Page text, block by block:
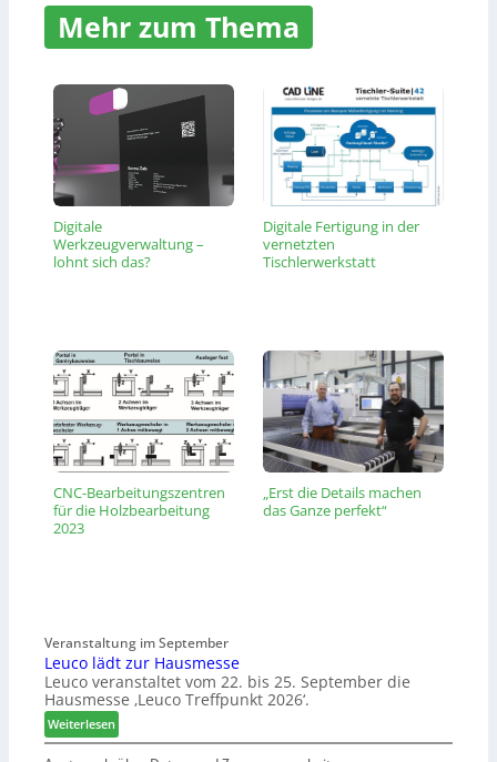
Mehr zum Thema
Digitale
Werkzeugverwaltung –
lohnt sich das?
Digitale Fertigung in der
vernetzten
Tischlerwerkstatt
CNC-Bearbeitungszentren
für die Holzbearbeitung
2023
„Erst die Details machen
das Ganze perfekt“
Veranstaltung im September
Leuco lädt zur Hausmesse
Leuco veranstaltet vom 22. bis 25. September die
Hausmesse ‚Leuco Treffpunkt 2026‘.
Weiterlesen:
L